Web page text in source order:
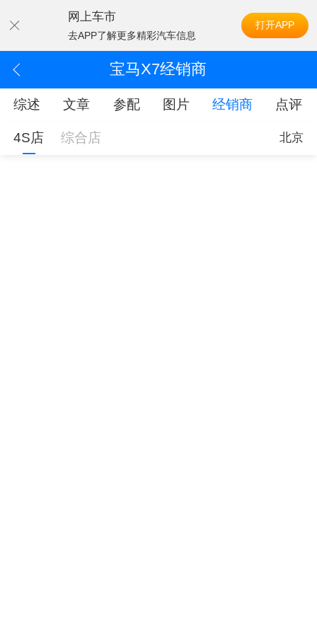
网上车市
去APP了解更多精彩汽车信息
打开APP
宝马X7经销商
综述 文章 参配 图片 经销商 点评
4S店 综合店 北京